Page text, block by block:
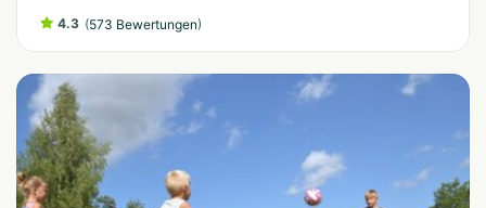
4.3 (573 Bewertungen)